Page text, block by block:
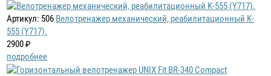
Артикул: 506 Велотренажер механический, реабилитационный K-
555 (Y717).
2900 ₽
подробнее